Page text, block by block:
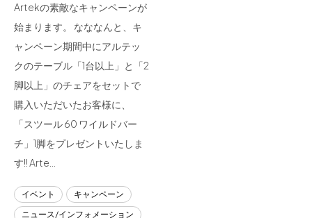
フラッグシップストア
熊本店
Arv
Artekの素敵なキャンペーンが
始まります。 なななんと、キ
ャンペーン期間中にアルテッ
クのテーブル「1台以上」と「2
脚以上」のチェアをセットで
購入いただいたお客様に、
「スツール 60 ワイルドバー
チ」1脚をプレゼントいたしま
す!! Arte…
イベント
キャンペーン
ニュース/インフォメーション